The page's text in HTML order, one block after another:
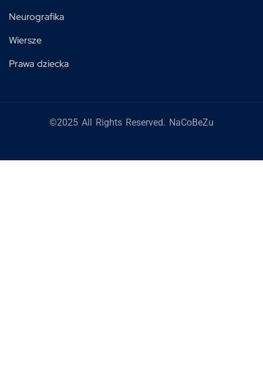
Neurografika
Wiersze
Prawa dziecka
©2025 All Rights Reserved. NaCoBeZu